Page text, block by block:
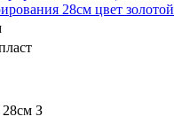
28см цвет золотой
З